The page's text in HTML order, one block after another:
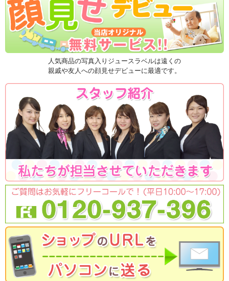
人気商品の写真入りジュースラベルは遠くの
親戚や友人への顔見せデビューに最適です。